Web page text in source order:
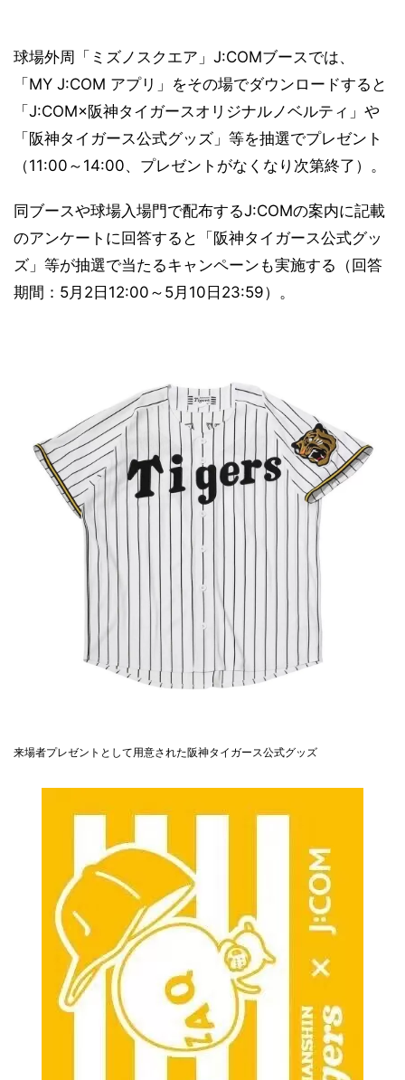
球場外周「ミズノスクエア」J:COMブースでは、
「MY J:COM アプリ」をその場でダウンロードすると
「J:COM×阪神タイガースオリジナルノベルティ」や
「阪神タイガース公式グッズ」等を抽選でプレゼント
（11:00～14:00、プレゼントがなくなり次第終了）。
同ブースや球場入場門で配布するJ:COMの案内に記載
のアンケートに回答すると「阪神タイガース公式グッ
ズ」等が抽選で当たるキャンペーンも実施する（回答
期間：5月2日12:00～5月10日23:59）。
来場者プレゼントとして用意された阪神タイガース公式グッズ